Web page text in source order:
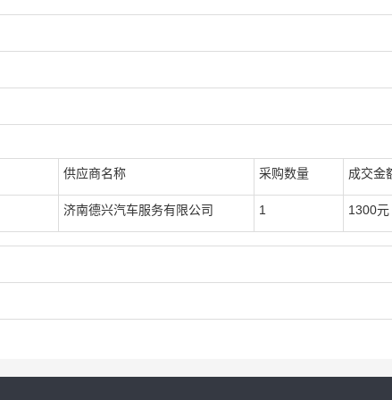
供应商名称 采购数量 成交金
济南德兴汽车服务有限公司 1 1300元